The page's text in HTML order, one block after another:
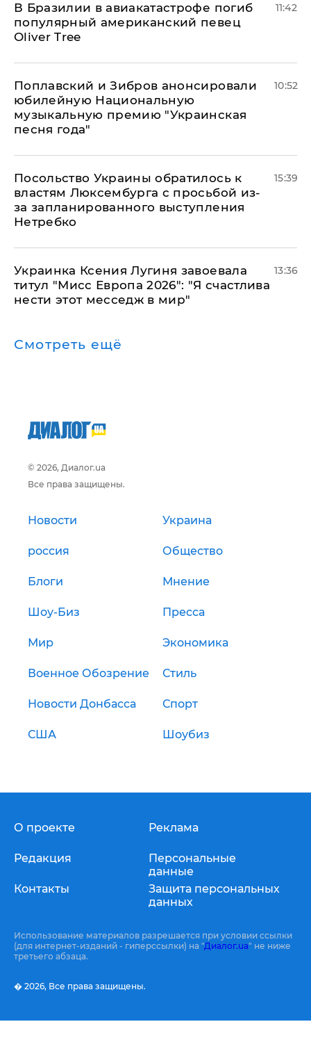
В Бразилии в авиакатастрофе погиб
популярный американский певец
Oliver Tree
11:42
Поплавский и Зибров анонсировали
юбилейную Национальную
музыкальную премию "Украинская
песня года"
10:52
Посольство Украины обратилось к
властям Люксембурга с просьбой из-
за запланированного выступления
Нетребко
15:39
Украинка Ксения Лугиня завоевала
титул "Мисс Европа 2026": "Я счастлива
нести этот месседж в мир"
13:36
Смотреть ещё
© 2026, Диалог.ua
Все права защищены.
Новости Украина
россия Общество
Блоги Мнение
Шоу-Биз Пресса
Мир Экономика
Военное Обозрение Стиль
Новости Донбасса Спорт
США Шоубиз
О проекте
Редакция
Контакты
Реклама
Персональные
данные
Защита персональных
данных
Использование материалов разрешается при условии ссылки
(для интернет-изданий - гиперссылки) на "Диалог.ua" не ниже
третьего абзаца.
� 2026, Все права защищены.